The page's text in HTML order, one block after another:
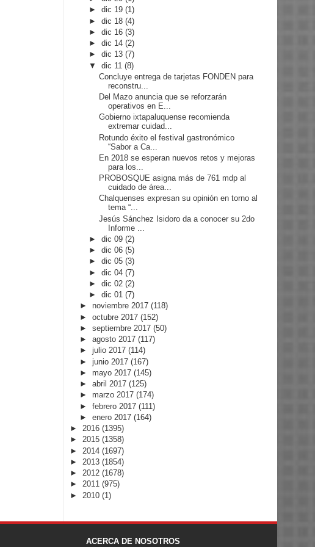
►dic 19(1)
►dic 18(4)
►dic 16(3)
►dic 14(2)
►dic 13(7)
▼dic 11(8)
Concluye entrega de tarjetas FONDEN para
reconstru...
Del Mazo anuncia que se reforzarán
operativos en E...
Gobierno ixtapaluquense recomienda
extremar cuidad...
Rotundo éxito el festival gastronómico
“Sabor a Ca...
En 2018 se esperan nuevos retos y mejoras
para los...
PROBOSQUE asigna más de 761 mdp al
cuidado de área...
Chalquenses expresan su opinión en torno al
tema “...
Jesús Sánchez Isidoro da a conocer su 2do
Informe ...
►dic 09(2)
►dic 06(5)
►dic 05(3)
►dic 04(7)
►dic 02(2)
►dic 01(7)
► noviembre 2017 (118)
► octubre 2017 (152)
► septiembre 2017 (50)
► agosto 2017 (117)
► julio 2017 (114)
► junio 2017 (167)
► mayo 2017 (145)
► abril 2017 (125)
► marzo 2017 (174)
► febrero 2017 (111)
► enero 2017 (164)
► 2016 (1395)
► 2015 (1358)
► 2014 (1697)
► 2013 (1854)
► 2012 (1678)
► 2011 (975)
► 2010 (1)
ACERCA DE NOSOTROS